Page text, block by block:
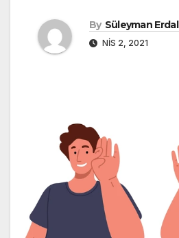
By Süleyman Erdal
NIS 2, 2021